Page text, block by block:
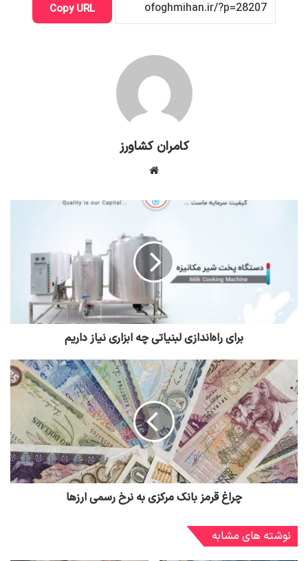
Copy URL
کامران کشاورز
برای راه‌اندازی لبنیاتی چه ابزاری نیاز داریم
چراغ قرمز بانک مرکزی به نرخ رسمی ارزها
نوشته های مشابه